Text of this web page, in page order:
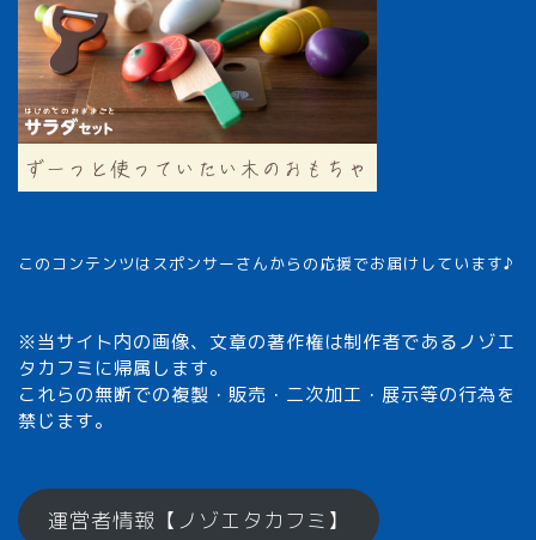
このコンテンツはスポンサーさんからの応援でお届けしています♪
※当サイト内の画像、文章の著作権は制作者であるノゾエ
タカフミに帰属します。
これらの無断での複製・販売・二次加工・展示等の行為を
禁じます。
運営者情報【ノゾエタカフミ】
メモざるとは？